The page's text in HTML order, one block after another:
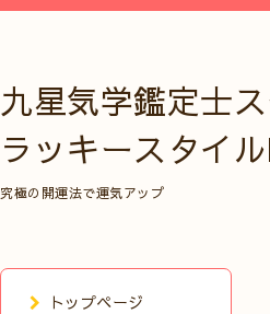
九星気学鑑定士
ラッキースタイ
究極の開運法で運気アップ
トップページ